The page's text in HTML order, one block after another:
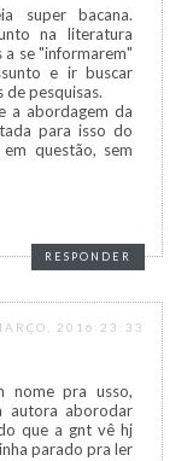
super bacana.
na literatura
se "informarem"
e ir buscar
pesquisas.
a abordagem da
para isso do
questão, sem
RESPONDER
2016 23:33
nome pra usso,
autora aborodar
que a gnt vê hj
parado pra ler